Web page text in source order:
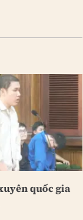
quốc gia